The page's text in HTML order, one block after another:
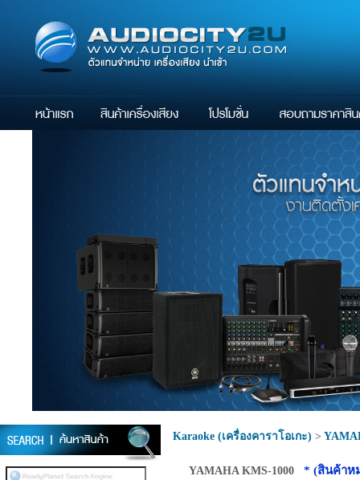
Karaoke (เครื่องคาราโอเกะ) >
YAMAHA KMS-1000 * (สินค้าห